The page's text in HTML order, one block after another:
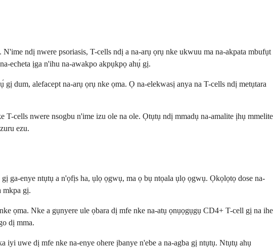
ndị nwere psoriasis, T-cells ndị a na-arụ ọrụ nke ukwuu ma na-akpata mbufụt
echeta ịga n'ihu na-awakpo akpụkpọ ahụ́ gị.
dum, alefacept na-arụ ọrụ nke ọma. Ọ na-elekwasị anya na T-cells ndị metụtara
cells nwere nsogbu n'ime izu ole na ole. Ọtụtụ ndị mmadụ na-amalite ịhụ mmelite
ezu.
ga-enye ntụtụ a n'ọfịs ha, ụlọ ọgwụ, ma ọ bụ ntọala ụlọ ọgwụ. Ọkọlọtọ dose na-
mkpa gị.
ọma. Nke a gụnyere ule ọbara dị mfe nke na-atụ ọnụọgụgụ CD4+ T-cell gị na ihe
dị mma.
uwe dị mfe nke na-enye ohere ịbanye n'ebe a na-agba gị ntụtụ. Ntụtụ ahụ